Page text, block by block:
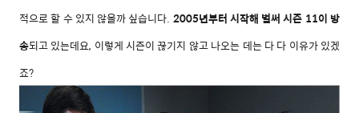
적으로 할 수 있지 않을까 싶습니다. 2005년부터 시작해 벌써 시즌 11이 방
송되고 있는데요, 이렇게 시즌이 끊기지 않고 나오는 데는 다 다 이유가 있겠
죠?